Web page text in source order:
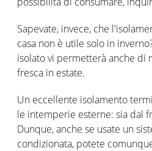
Sapevate, invece, che
casa non è utile solo in
isolato vi permetterà anche di
fresca in estate.
Un eccellente isolamento
le intemperie esterne: sia dal
Dunque, anche se usate un
condizionata, potete